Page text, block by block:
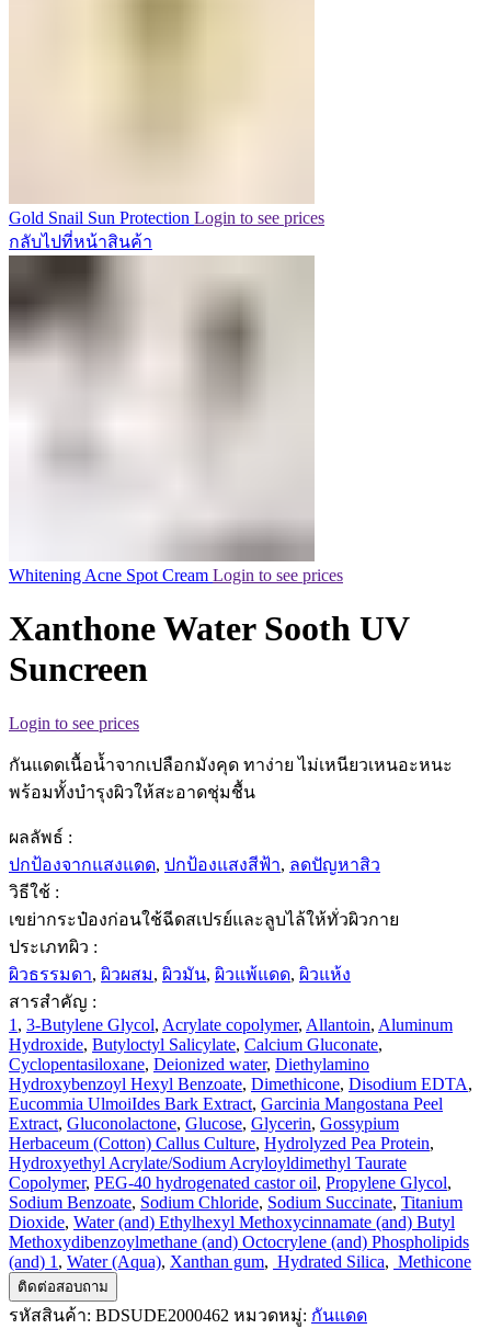
Gold Snail Sun Protection Login to see prices
กลับไปที่หน้าสินค้า
Whitening Acne Spot Cream Login to see prices
Xanthone Water Sooth UV
Suncreen
Login to see prices
กันแดดเนื้อน้ำจากเปลือกมังคุด ทาง่าย ไม่เหนียวเหนอะหนะ
พร้อมทั้งบำรุงผิวให้สะอาดชุ่มชื้น
ผลลัพธ์ :
ปกป้องจากแสงแดด, ปกป้องแสงสีฟ้า, ลดปัญหาสิว
วิธีใช้ :
เขย่ากระป๋องก่อนใช้ฉีดสเปรย์และลูบไล้ให้ทั่วผิวกาย
ประเภทผิว :
ผิวธรรมดา, ผิวผสม, ผิวมัน, ผิวแพ้แดด, ผิวแห้ง
สารสำคัญ :
1 , 3-Butylene Glycol, Acrylate copolymer, Allantoin, Aluminum
Hydroxide, Butyloctyl Salicylate, Calcium Gluconate,
Cyclopentasiloxane, Deionized water, Diethylamino
Hydroxybenzoyl Hexyl Benzoate, Dimethicone, Disodium EDTA,
Eucommia UlmoiIdes Bark Extract, Garcinia Mangostana Peel
Extract, Gluconolactone, Glucose, Glycerin, Gossypium
Herbaceum (Cotton) Callus Culture, Hydrolyzed Pea Protein,
Hydroxyethyl Acrylate/Sodium Acryloyldimethyl Taurate
Copolymer, PEG-40 hydrogenated castor oil, Propylene Glycol,
Sodium Benzoate, Sodium Chloride, Sodium Succinate, Titanium
Dioxide, Water (and) Ethylhexyl Methoxycinnamate (and) Butyl
Methoxydibenzoylmethane (and) Octocrylene (and) Phospholipids
(and) 1 , Water (Aqua), Xanthan gum, Hydrated Silica, Methicone
ติดต่อสอบถาม
รหัสสินค้า: BDSUDE2000462 หมวดหมู่: กันแดด